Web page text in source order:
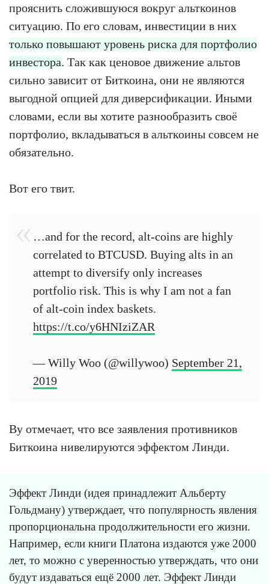
прояснить сложившуюся вокруг альткоинов
ситуацию. По его словам, инвестиции в них
только повышают уровень риска для портфолио
инвестора. Так как ценовое движение альтов
сильно зависит от Биткоина, они не являются
выгодной опцией для диверсификации. Иными
словами, если вы хотите разнообразить своё
портфолио, вкладываться в альткоины совсем не
обязательно.
Вот его твит.
…and for the record, alt-coins are highly
correlated to BTCUSD. Buying alts in an
attempt to diversify only increases
portfolio risk. This is why I am not a fan
of alt-coin index baskets.
https://t.co/y6HNIziZAR
— Willy Woo (@willywoo) September 21,
2019
Ву отмечает, что все заявления противников
Биткоина нивелируются эффектом Линди.
Эффект Линди (идея принадлежит Альберту
Гольдману) утверждает, что популярность явления
пропорциональна продолжительности его жизни.
Например, если книги Платона издаются уже 2000
лет, то можно с уверенностью утверждать, что они
будут издаваться ещё 2000 лет. Эффект Линди